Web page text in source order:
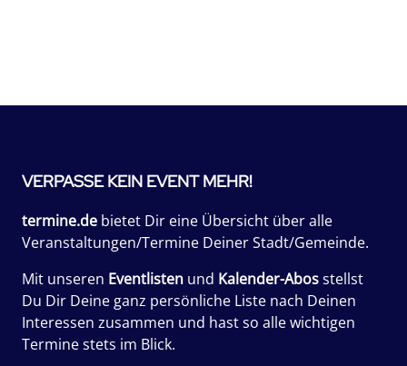
VERPASSE KEIN EVENT MEHR!
termine.de bietet Dir eine Übersicht über alle
Veranstaltungen/Termine Deiner Stadt/Gemeinde.
Mit unseren Eventlisten und Kalender-Abosstellst
Du Dir Deine ganz persönliche Liste nach Deinen
Interessen zusammen und hast so alle wichtigen
Termine stets im Blick.